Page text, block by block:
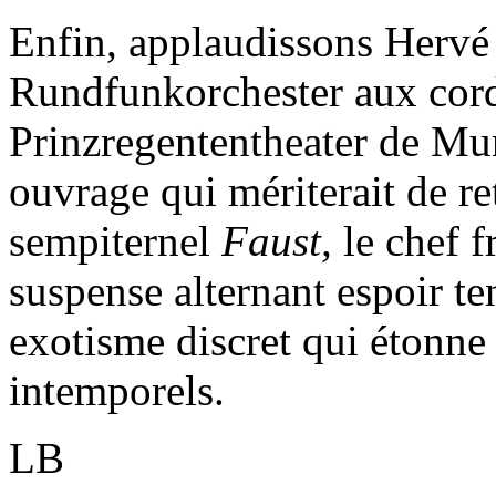
Enfin, applaudissons
Rundfunkorchester aux
Prinzregententheater de
ouvrage qui mériterait de
sempiternel Faust, le chef
suspense alternant espoir
exotisme discret qui
intemporels.
LB